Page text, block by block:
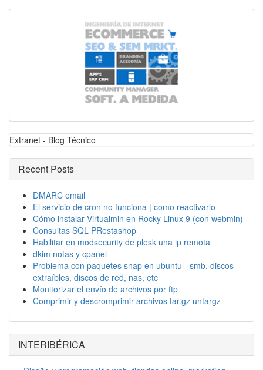
Extranet - Blog Técnico
Recent Posts
DMARC email
El servicio de cron no funciona | como reactivarlo
Cómo instalar Virtualmin en Rocky Linux 9 (con webmin)
Consultas SQL PRestashop
Habilitar en modsecurity de plesk una ip remota
dkim notas y cpanel
Problema con paquetes snap en ubuntu - smb, discos
extraíbles, discos de red, nas, etc
Monitorizar el envío de archivos por ftp
Comprimir y descromprimir archivos tar.gz untargz
INTERIBÉRICA